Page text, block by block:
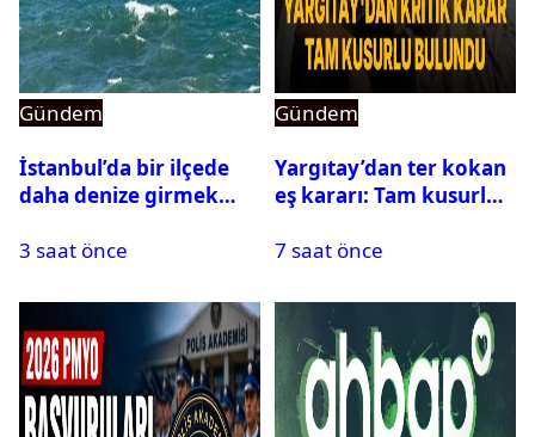
Gündem
İstanbul’da bir ilçede
daha denize girmek
3 saat önce
Gündem
Yargıtay’dan ter kokan
eş kararı: Tam kusurlu
7 saat önce